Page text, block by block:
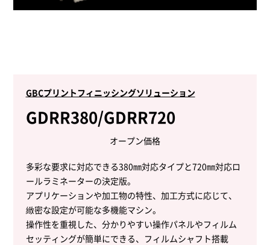
GBCプリントフィニッシングソリューション
GDRR380/GDRR720
オープン価格
多彩な要求に対応できる380㎜対応タイプと720㎜対応ロ
ールラミネーターの決定版。
アプリケーションや加工物の特性、加工方式に応じて、
緻密な設定が可能な多機能マシン。
操作性を重視した、分かりやすい操作パネルやフィルム
セッティングが簡単にできる、フィルムシャフト搭載